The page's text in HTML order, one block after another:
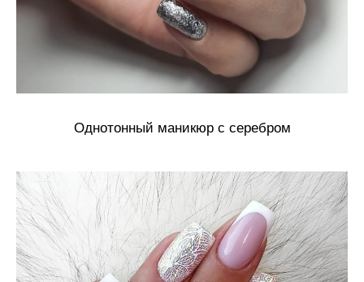
Однотонный маникюр с серебром